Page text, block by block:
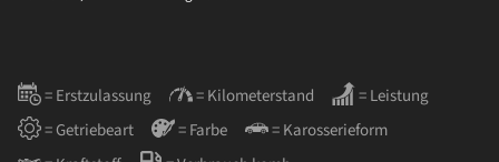
= Erstzulassung = Kilometerstand
= Leistung
= Getriebeart
= Farbe
= Karosserieform